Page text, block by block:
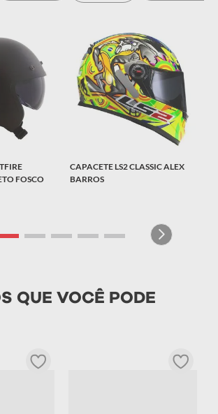
FOSCO
CAPACETE LS2 CLASSIC ALEX
BARROS
QUE VOCÊ PODE